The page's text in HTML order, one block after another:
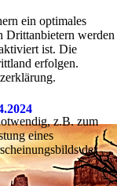
ein optimales
Drittanbietern werden
ist. Die
erfolgen.
z.B. zum
eines
der